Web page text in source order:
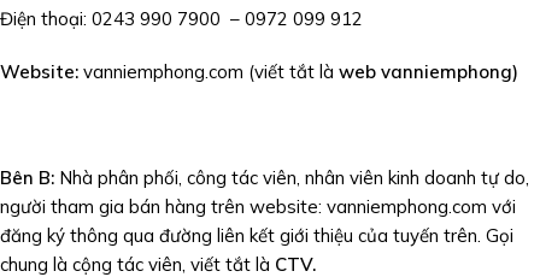
Điện thoại: 0243 990 7900 – 0972 099 912
Website: vanniemphong.com (viết tắt là web vanniemphong)
Bên B: Nhà phân phối, công tác viên, nhân viên kinh doanh tự do,
người tham gia bán hàng trên website: vanniemphong.com với
đăng ký thông qua đường liên kết giới thiệu của tuyến trên. Gọi
chung là cộng tác viên, viết tắt là CTV.